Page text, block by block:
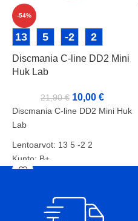
-54%
13 5 -2 2
Discmania C-line DD2 Mini
Huk Lab
21,90€ 10,00 €
Discmania C-line DD2 Mini Huk
Lab
Lentoarvot: 13 5 -2 2
Kunto: B+
Paino: 177g